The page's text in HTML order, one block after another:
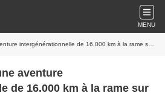
MENU
intergénérationnelle de 16.000 km à la rame sur les océans
aventure
de 16.000 km à la rame sur